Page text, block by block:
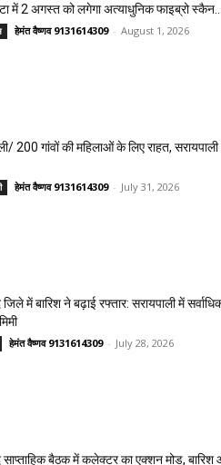
में 2 अगस्त को लगेगा अत्याधुनिक फाइब्रो स्कैन...
हेमंत वैष्णव 9131614309 - August 1, 2026
200 गांवों की महिलाओं के लिए राहत,
हेमंत वैष्णव 9131614309 - July 31, 2026
में बारिश ने बढ़ाई रफ्तार: सरायपाली में
हेमंत वैष्णव 9131614309 - July 28, 2026
बैठक में कलेक्टर का एक्शन मोड, बारिश